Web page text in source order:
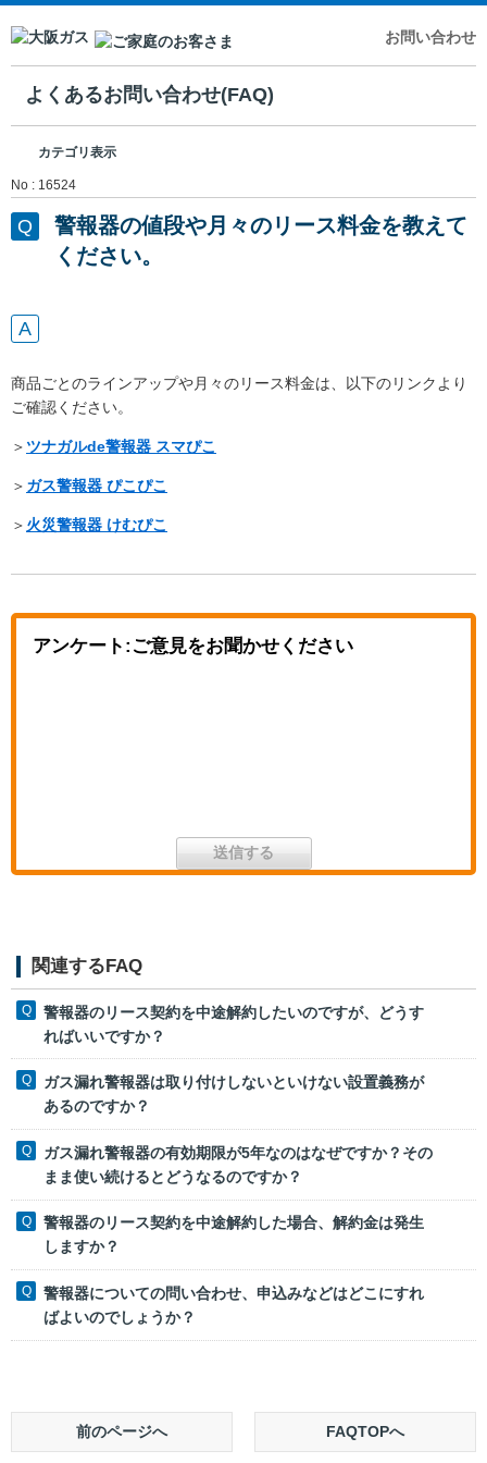
お問い合わせ
よくあるお問い合わせ(FAQ)
カテゴリ表示
No : 16524
警報器の値段や月々のリース料金を教えて
ください。
商品ごとのラインアップや月々のリース料金は、以下のリンクより
ご確認ください。
＞ ツナガルde警報器 スマぴこ
＞ ガス警報器 ぴこぴこ
＞ 火災警報器 けむぴこ
アンケート:ご意見をお聞かせください
関連するFAQ
警報器のリース契約を中途解約したいのですが、どうす
ればいいですか？
ガス漏れ警報器は取り付けしないといけない設置義務が
あるのですか？
ガス漏れ警報器の有効期限が5年なのはなぜですか？その
まま使い続けるとどうなるのですか？
警報器のリース契約を中途解約した場合、解約金は発生
しますか？
警報器についての問い合わせ、申込みなどはどこにすれ
ばよいのでしょうか？
前のページへ FAQTOPへ